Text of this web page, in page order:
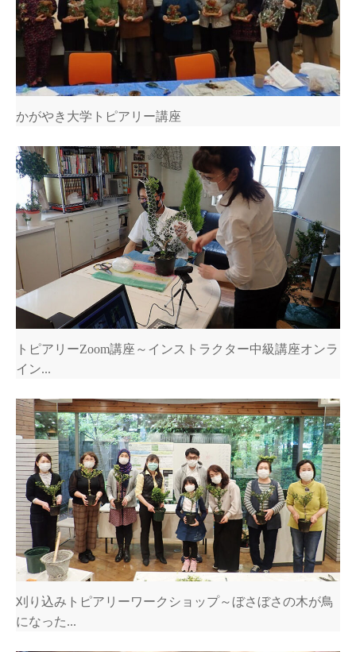
かがやき大学トピアリー講座
トピアリーZoom講座～インストラクター中級講座オンラ
イン...
刈り込みトピアリーワークショップ～ぼさぼさの木が鳥
になった...